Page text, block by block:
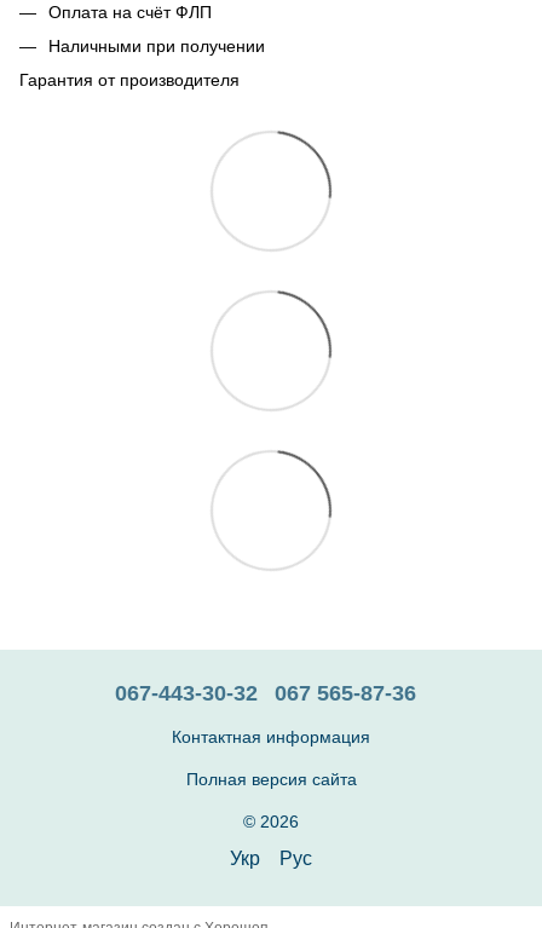
Оплата на счёт ФЛП
Наличными при получении
Гарантия от производителя
067-443-30-32 067 565-87-36
Контактная информация
Полная версия сайта
© 2026
Укр Рус